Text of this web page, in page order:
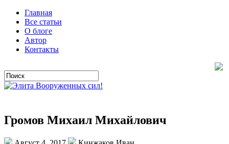
Главная
Все статьи
О блоге
Автор
Контакты
Громов Михаил Михайлович